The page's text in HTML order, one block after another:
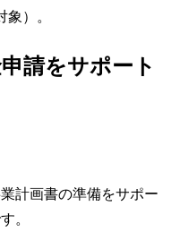
）。
請をサポート
計画書の準備をサポー
。